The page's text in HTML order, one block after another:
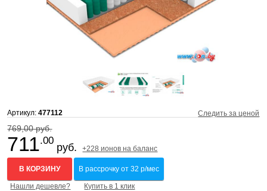
Артикул:477112 Следить за ценой
769,00 руб.
711.00
руб. +228 ионов на баланс
В КОРЗИНУ В рассрочку от 32 р/мес
Нашли дешевле? Купить в 1 клик